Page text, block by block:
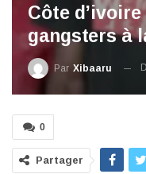
Côte
gangsters à
Par Xibaaru
0
Partager